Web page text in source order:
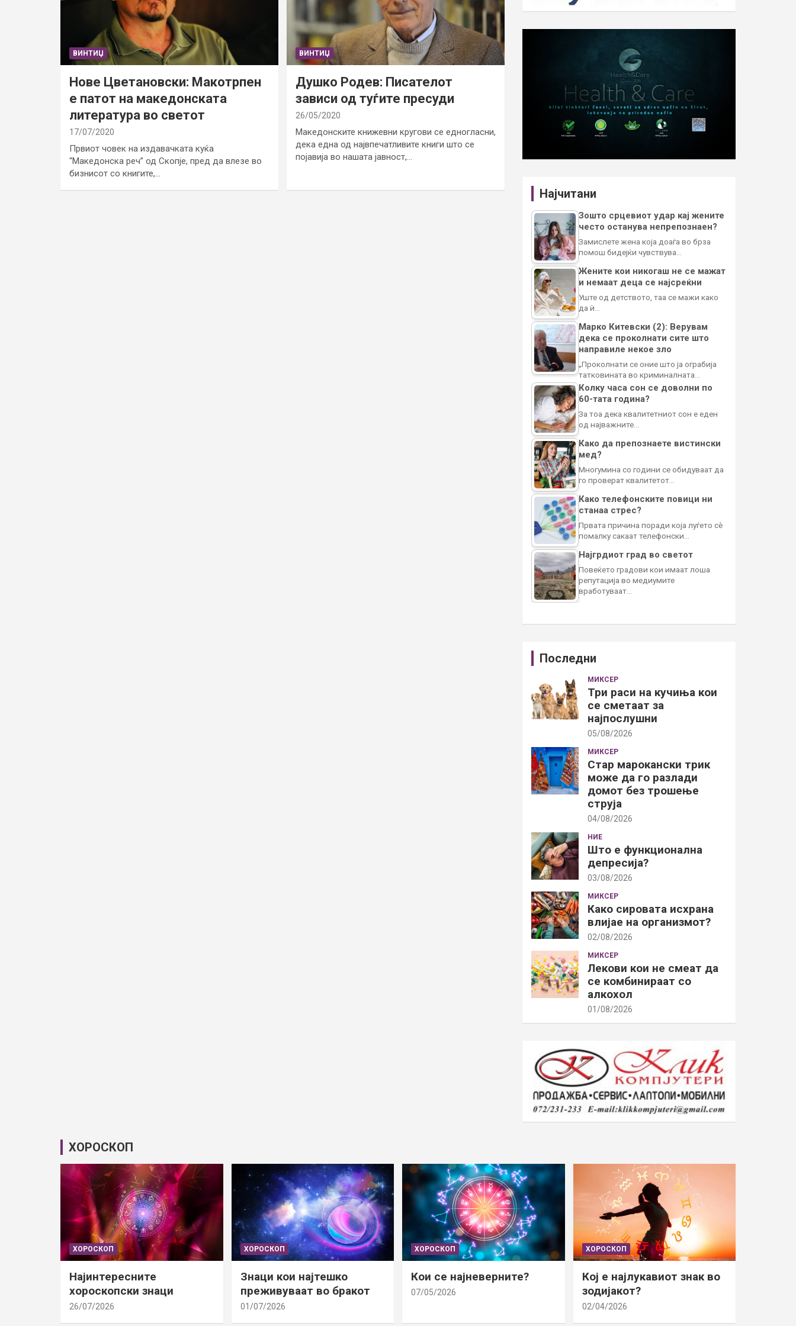
ВИНТИЏ
Нове Цветановски: Макотрпен
е патот на македонската
литература во светот
17/07/2020
Првиот човек на издавачката куќа
“Македонска реч” од Скопје, пред да влезе во
бизнисот со книгите,…
ВИНТИЏ
Душко Родев: Писателот
зависи од туѓите пресуди
26/05/2020
Македонските книжевни кругови се едногласни,
дека една од највпечатливите книги што се
појавија во нашата јавност,…
Најчитани
Зошто срцевиот удар кај жените
често останува непрепознаен?
Замислете жена која доаѓа во брза
помош бидејќи чувствува…
Жените кои никогаш не се мажат
и немаат деца се најсреќни
Уште од детството, таа се мажи како
да ѝ…
Марко Китевски (2): Верувам
дека се проколнати сите што
направиле некое зло
„Проколнати се оние што ја ограбија
татковината во криминалната…
Колку часа сон се доволни по
60-тата година?
За тоа дека квалитетниот сон е еден
од најважните…
Како да препознаете вистински
мед?
Многумина со години се обидуваат да
го проверат квалитетот…
Како телефонските повици ни
станаа стрес?
Првата причина поради која луѓето сè
помалку сакаат телефонски…
Најгрдиот град во светот
Повеќето градови кои имаат лоша
репутација во медиумите
вработуваат…
Последни
МИКСЕР
Три раси на кучиња кои
се сметаат за
најпослушни
05/08/2026
МИКСЕР
Стар марокански трик
може да го разлади
домот без трошење
струја
04/08/2026
НИЕ
Што е функционална
депресија?
03/08/2026
МИКСЕР
Како сировата исхрана
влијае на организмот?
02/08/2026
МИКСЕР
Лекови кои не смеат да
се комбинираат со
алкохол
01/08/2026
ХОРОСКОП
ХОРОСКОП
Најинтересните
хороскопски знаци
26/07/2026
ХОРОСКОП
Знаци кои најтешко
преживуваат во бракот
01/07/2026
ХОРОСКОП
Кои се најневерните?
07/05/2026
ХОРОСКОП
Кој е најлукавиот знак во
зодијакот?
02/04/2026